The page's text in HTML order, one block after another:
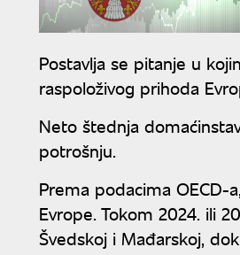
Postavlja se pitanje u
raspoloživog prihoda
Neto štednja
potrošnju.
Prema podacima
Evrope. Tokom 2024. ili
Švedskoj i Mađarskoj,